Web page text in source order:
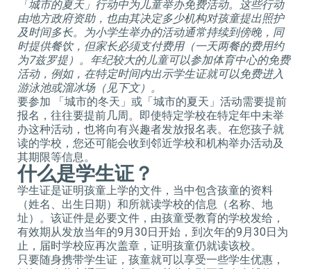
「城市的夏天」 行动中为儿童举办免费活动。这些行动
由地方政府资助，也由其决定多少机构对孩童提出照护
及时间多长。为小学生举办的活动通常持续到傍晚，同
时提供餐饮，但家长必须支付费用（一天两餐的费用约
为7兹罗提）。年纪较大的儿童可以参加体育中心的免费
活动，例如，在特定时间内出示学生证就可以免费进入
游泳池或溜冰场（见下文）。
要参加 「城市的冬天」或「城市的夏天」活动需要提前
报名，往往要提前几周。即使特定学校在特定年中未举
办这种活动，也将向有兴趣者发放报名表。在您孩子就
读的学校，您还可能会收到邻近学校和机构举办活动及
其期限等信息。
什么是学生证？
学生证是证明孩童上学的文件，当中包含孩童的资料
（姓名、出生日期）和所就读学校的信息（名称、地
址）。该证件是必要文件，由孩童受教育的学校发给，
有效期从发放当年的9月30日开始，到次年的9月30日为
止，届时学校应再次盖章，证明孩童仍就读该校。
只要随身携带学生证，孩童就可以享受一些学生优惠，